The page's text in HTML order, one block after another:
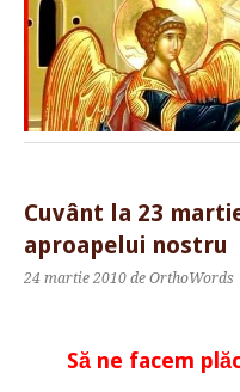
Cuvânt la 23
aproapelui nostru
24 martie 2010 de OrthoWords
Să ne facem